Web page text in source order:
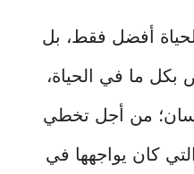
أفضل فقط، بل
ما في الحياة،
من أجل تخطي
كان يواجهها في